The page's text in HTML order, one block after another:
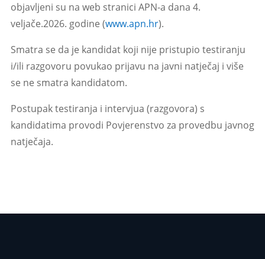
objavljeni su na web stranici APN-a dana 4.
veljače.2026. godine (www.apn.hr).
Smatra se da je kandidat koji nije pristupio testiranju
i/ili razgovoru povukao prijavu na javni natječaj i više
se ne smatra kandidatom.
Postupak testiranja i intervjua (razgovora) s
kandidatima provodi Povjerenstvo za provedbu javnog
natječaja.